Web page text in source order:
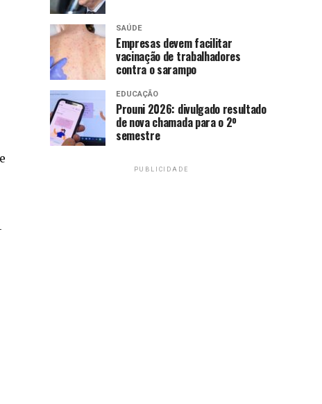
SAÚDE
Empresas devem facilitar
vacinação de trabalhadores
contra o sarampo
EDUCAÇÃO
Prouni 2026: divulgado resultado
de nova chamada para o 2º
semestre
PUBLICIDADE